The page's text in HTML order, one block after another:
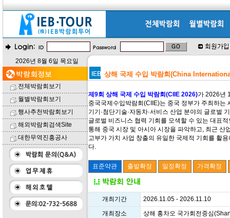
2026년 8월 6일 목요일
전체박람회보기
월별박람회보기
행사추천박람회보기
해외박람회검색Site
대한무역진흥공사
상해 국제 수입 박람회(China
제9회 상해 국제 수입 박람회(CIIE 2026)가 2026년
중국국제수입박람회(CIIE)는 중국 정부가 주최하는
기기·첨단기술·자동차·서비스 산업 분야의 글로벌
글로벌 비즈니스 협력 기회를 모색할 수 있는 대표
통해 중국 시장 및 아시아 시장을 파악하고, 최근 산
고부가 가치 사업 창출의 유일한 국제적 기회를 활
다.
개최기간
2026.11.05 - 2026.11.10
개최장소
상해 홍차오 국가회전중심